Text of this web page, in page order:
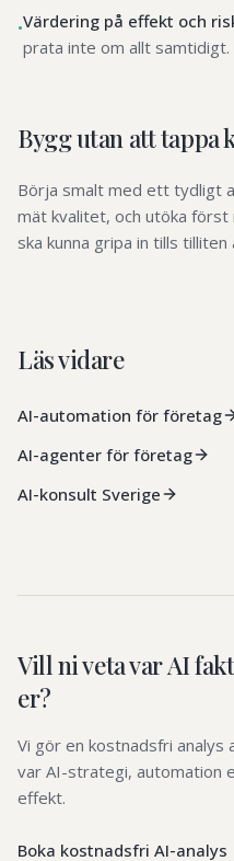
•Värdering på effekt och
prata inte om allt samtidigt.
Bygg utan att tappa
Börja smalt med ett tydligt
mät kvalitet, och utöka först
ska kunna gripa in tills tilliten
Läs vidare
AI-automation för företag
AI-agenter för företag
AI-konsult Sverige
Vill ni veta var AI
er?
Vi gör en kostnadsfri
var AI-strategi, automation
effekt.
Boka kostnadsfri AI-analys